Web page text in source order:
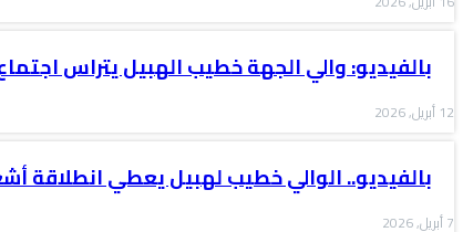
بالفيديو: والي الجهة خطيب الهبيل يتراس
12 أبريل, 2026
بالفيديو.. الوالي خطيب لهبيل يعطي انطلاقة
7 أبريل, 2026